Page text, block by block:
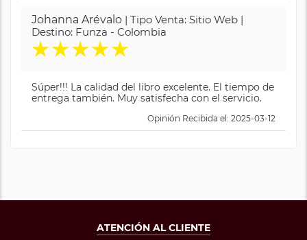
Johanna Arévalo | Tipo Venta: Sitio Web |
Destino: Funza - Colombia
★★★★★
Súper!!! La calidad del libro excelente. El tiempo de
entrega también. Muy satisfecha con el servicio.
Opinión Recibida el: 2025-03-12
ATENCIÓN AL CLIENTE